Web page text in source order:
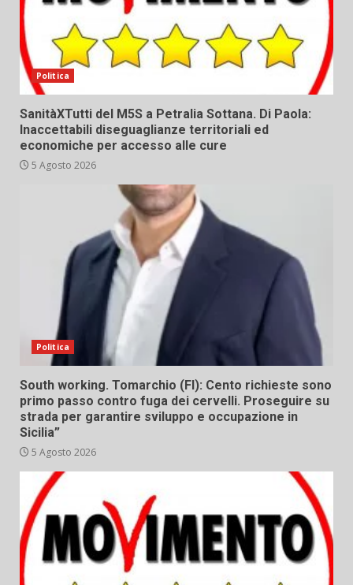
Politica
SanitàXTutti del M5S a Petralia Sottana. Di Paola:
Inaccettabili diseguaglianze territoriali ed
economiche per accesso alle cure
5 Agosto 2026
Politica
South working. Tomarchio (FI): Cento richieste sono
primo passo contro fuga dei cervelli. Proseguire su
strada per garantire sviluppo e occupazione in
Sicilia”
5 Agosto 2026